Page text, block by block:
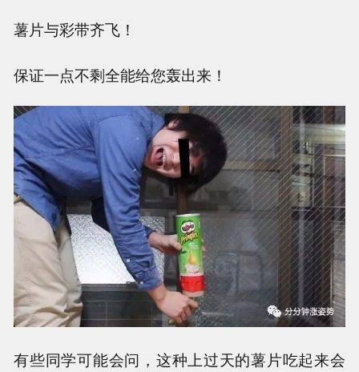
薯片与彩带齐飞！
保证一点不剩全能给您轰出来！
有些同学可能会问，这种上过天的薯片吃起来会